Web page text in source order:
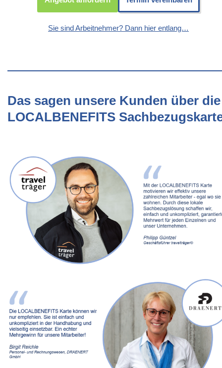
Sie sind Arbeitnehmer? Dann hier entlang…
Das sagen unsere Kunden über die
LOCALBENEFITS